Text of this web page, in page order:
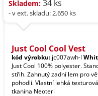
Skladem: 34 ks
- v ext. skladu: 2.650 ks
Just Cool Cool Vest
kód výrobku: jc007awh-l
Just Cool 100% polyester.
střih. Zahnutý zadní lem pro
pohodlí. Vlastní lehká texturová
tkanina Neoteri